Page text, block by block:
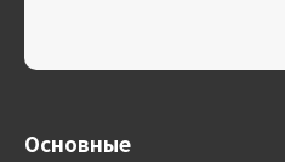
Основные